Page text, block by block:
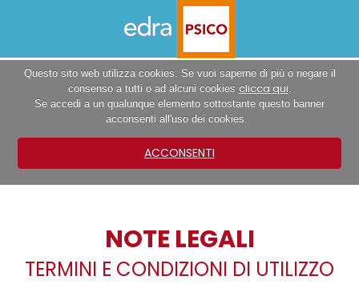
Questo sito web utilizza cookies. Se vuoi saperne di più o negare il
consenso a tutti o ad alcuni cookies clicca qui.
Se accedi a un qualunque elemento sottostante questo banner
acconsenti all'uso dei cookies.
ACCONSENTI
NOTE LEGALI
TERMINI E CONDIZIONI DI UTILIZZO